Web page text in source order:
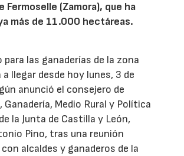
Fermoselle (Zamora), que ha
más de 11.000 hectáreas.
para las ganaderías de la zona
llegar desde hoy lunes, 3 de
anunció el consejero de
Ganadería, Medio Rural y Política
la Junta de Castilla y León,
Pino, tras una reunión
alcaldes y ganaderos de la